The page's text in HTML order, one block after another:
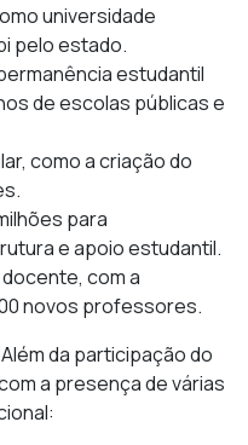
universidade
pelo estado.
estudantil
de escolas públicas e
como a criação do
para
e apoio estudantil.
com a
novos professores.
da participação do
a presença de várias